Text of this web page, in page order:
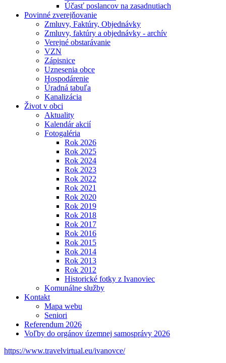
Účasť poslancov na zasadnutiach
Povinné zverejňovanie
Zmluvy, Faktúry, Objednávky
Zmluvy, faktúry a objednávky - archív
Verejné obstarávanie
VZN
Zápisnice
Uznesenia obce
Hospodárenie
Úradná tabuľa
Kanalizácia
Život v obci
Aktuality
Kalendár akcií
Fotogaléria
Rok 2026
Rok 2025
Rok 2024
Rok 2023
Rok 2022
Rok 2021
Rok 2020
Rok 2019
Rok 2018
Rok 2017
Rok 2016
Rok 2015
Rok 2014
Rok 2013
Rok 2012
Historické fotky z Ivanoviec
Komunálne služby
Kontakt
Mapa webu
Seniori
Referendum 2026
Voľby do orgánov územnej samosprávy 2026
https://www.travelvirtual.eu/ivanovce/